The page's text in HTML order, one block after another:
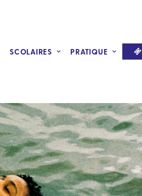
SCOLAIRES PRATIQUE